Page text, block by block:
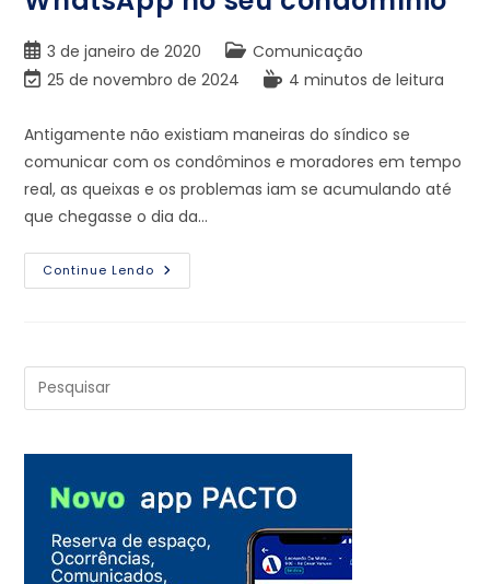
3 de janeiro de 2020
Comunicação
25 de novembro de 2024
4 minutos de leitura
Antigamente não existiam maneiras do síndico se
comunicar com os condôminos e moradores em tempo
real, as queixas e os problemas iam se acumulando até
que chegasse o dia da…
Continue Lendo